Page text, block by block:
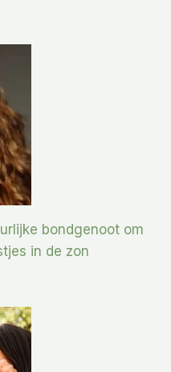
bondgenoot om
in de zon